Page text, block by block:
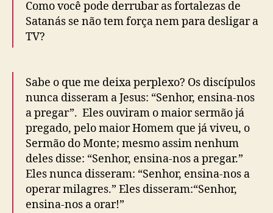
n
a
a
e
n
h
i
l
l
Como você pode derrubar as fortalezas de
Satanás se não tem força nem para desligar a
TV?
Sabe o que me deixa perplexo? Os discípulos
nunca disseram a Jesus: “Senhor, ensina-nos
a pregar”. Eles ouviram o maior sermão já
pregado, pelo maior Homem que já viveu, o
Sermão do Monte; mesmo assim nenhum
deles disse: “Senhor, ensina-nos a pregar.”
Eles nunca disseram: “Senhor, ensina-nos a
operar milagres.” Eles disseram:“Senhor,
ensina-nos a orar!”